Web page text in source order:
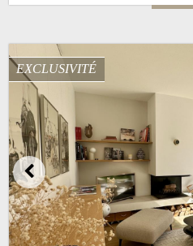
EXCLUSIVITÉ